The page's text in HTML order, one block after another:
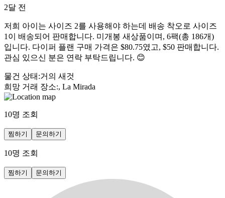
2달 전
저희 아이는 사이즈 2를 사용해야 하는데 배송 착오로 사이즈
1이 배송되어 판매합니다. 미개봉 새상품이며, 6팩(총 186개)
입니다. 다이퍼 플랜 구매 가격은 $80.75였고, $50 판매합니다.
관심 있으신 분은 연락 부탁드립니다. 😊
물건 상태 :거의 새것
희망 거래 장소:, La Mirada
10명 조회
찜하기 문의하기
10명 조회
찜하기 문의하기